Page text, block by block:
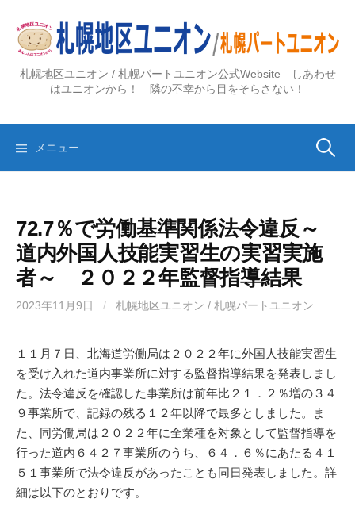
ス
札幌地区ユニオン / 札幌パートユニオン公式Website しあわせ
はユニオンから！ 隣の不幸から目をそらさない！
メニュー 検
72.7％で労働基準関係法令違反～
道内外国人技能実習生の実習実施
者～ ２０２２年監督指導結果
2023年11月9日 / 札幌地区ユニオン / 札幌パートユニオン
１１月７日、北海道労働局は２０２２年に外国人技能実習生
を受け入れた道内事業所に対する監督指導結果を発表しまし
た。法令違反を確認した事業所は前年比２１．２％増の３４
９事業所で、記録の残る１２年以降で最多としました。ま
た、同労働局は２０２２年に全業種を対象として監督指導を
行った道内６４２７事業所のうち、６４．６％にあたる４１
５１事業所で法令違反があったことも同日発表しました。詳
細は以下のとおりです。